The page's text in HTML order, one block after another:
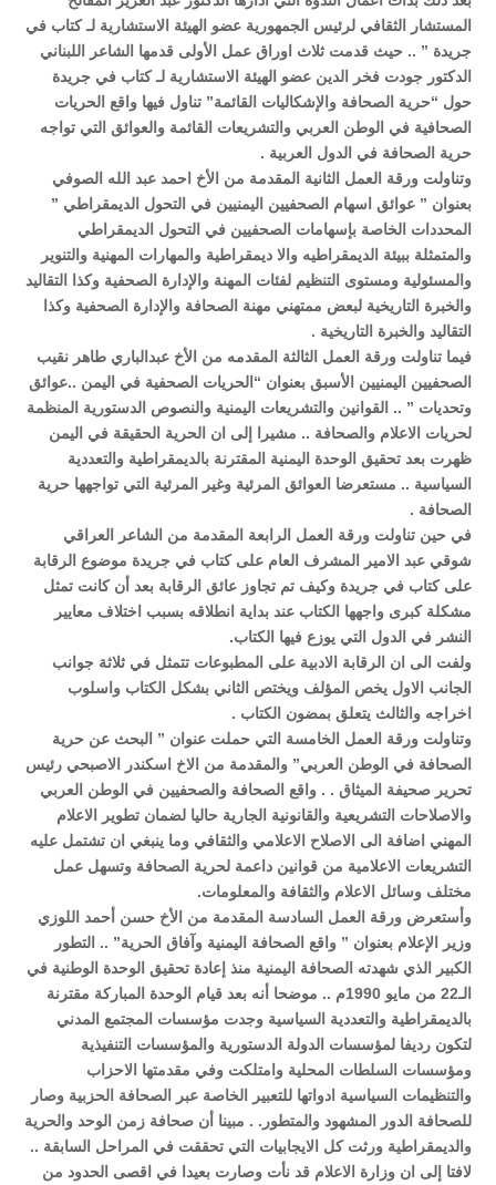
المستشار الثقافي لرئيس الجمهورية عضو الهيئة الاستشارية لـ كتاب في
جريدة ” .. حيث قدمت ثلاث اوراق عمل الأولى قدمها الشاعر اللبناني
الدكتور جودت فخر الدين عضو الهيئة الاستشارية لـ كتاب في جريدة
حول “حرية الصحافة والإشكاليات القائمة” تناول فيها واقع الحريات
الصحافية في الوطن العربي والتشريعات القائمة والعوائق التي تواجه
حرية الصحافة في الدول العربية .
وتناولت ورقة العمل الثانية المقدمة من الأخ احمد عبد الله الصوفي
بعنوان ” عوائق اسهام الصحفيين اليمنيين في التحول الديمقراطي ”
المحددات الخاصة بإسهامات الصحفيين في التحول الديمقراطي
والمتمثلة ببيئة الديمقراطيه والا ديمقراطية والمهارات المهنية والتنوير
والمسئولية ومستوى التنظيم لفئات المهنة والإدارة الصحفية وكذا التقاليد
والخبرة التاريخية لبعض ممتهني مهنة الصحافة والإدارة الصحفية وكذا
التقاليد والخبرة التاريخية .
فيما تناولت ورقة العمل الثالثة المقدمه من الأخ عبدالباري طاهر نقيب
الصحفيين اليمنيين الأسبق بعنوان “الحريات الصحفية في اليمن ..عوائق
وتحديات ” .. القوانين والتشريعات اليمنية والنصوص الدستورية المنظمة
لحريات الاعلام والصحافة .. مشيرا إلى ان الحرية الحقيقة في اليمن
ظهرت بعد تحقيق الوحدة اليمنية المقترنة بالديمقراطية والتعددية
السياسية .. مستعرضا العوائق المرئية وغير المرئية التي تواجهها حرية
الصحافة .
في حين تناولت ورقة العمل الرابعة المقدمة من الشاعر العراقي
شوقي عبد الامير المشرف العام على كتاب في جريدة موضوع الرقابة
على كتاب في جريدة وكيف تم تجاوز عائق الرقابة بعد أن كانت تمثل
مشكلة كبرى واجهها الكتاب عند بداية انطلاقه بسبب اختلاف معايير
النشر في الدول التي يوزع فيها الكتاب.
ولفت الى ان الرقابة الادبية على المطبوعات تتمثل في ثلاثة جوانب
الجانب الاول يخص المؤلف ويختص الثاني بشكل الكتاب واسلوب
اخراجه والثالث يتعلق بمضون الكتاب .
وتناولت ورقة العمل الخامسة التي حملت عنوان ” البحث عن حرية
الصحافة في الوطن العربي” والمقدمة من الاخ اسكندر الاصبحي رئيس
تحرير صحيفة الميثاق . . واقع الصحافة والصحفيين في الوطن العربي
والاصلاحات التشريعية والقانونية الجارية حاليا لضمان تطوير الاعلام
المهني اضافة الى الاصلاح الاعلامي والثقافي وما ينبغي ان تشتمل عليه
التشريعات الاعلامية من قوانين داعمة لحرية الصحافة وتسهل عمل
مختلف وسائل الاعلام والثقافة والمعلومات.
وأستعرض ورقة العمل السادسة المقدمة من الأخ حسن أحمد اللوزي
وزير الإعلام بعنوان ” واقع الصحافة اليمنية وآفاق الحرية” .. التطور
الكبير الذي شهدته الصحافة اليمنية منذ إعادة تحقيق الوحدة الوطنية في
الـ22 من مايو 1990م .. موضحا أنه بعد قيام الوحدة المباركة مقترنة
بالديمقراطية والتعددية السياسية وجدت مؤسسات المجتمع المدني
لتكون رديفا لمؤسسات الدولة الدستورية والمؤسسات التنفيذية
ومؤسسات السلطات المحلية وامتلكت وفي مقدمتها الاحزاب
والتنظيمات السياسية ادواتها للتعبير الخاصة عبر الصحافة الحزبية وصار
للصحافة الدور المشهود والمتطور. . مبينا أن صحافة زمن الوحد والحرية
والديمقراطية ورثت كل الايجابيات التي تحققت في المراحل السابقة ..
لافتا إلى ان وزارة الاعلام قد نأت وصارت بعيدا في اقصى الحدود من